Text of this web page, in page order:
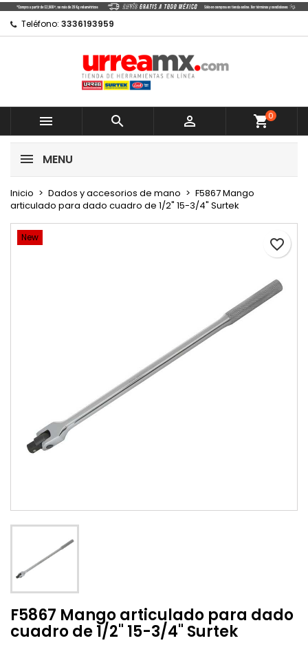
Teléfono: 3336193959
   shopping_cart0
MENU
Inicio Dados y accesorios de mano
F5867 Mango
articulado para dado cuadro de 1/2" 15-3/4" Surtek
favorite_border
New
F5867 Mango articulado para dado
cuadro de 1/2" 15-3/4" Surtek
Mi lista de regalos
Crear nueva lista
Crear lista de deseos
Nombre de la lista de deseos
Cancelar
Iniciar sesión
Debe iniciar sesión para guardar productos en su
lista de deseos.
Cancelar
Iniciar sesión